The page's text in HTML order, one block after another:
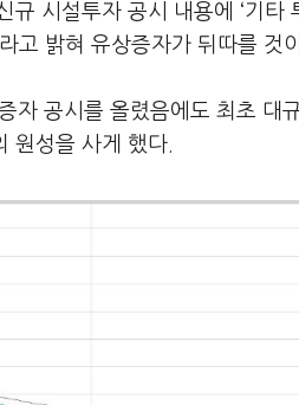
시설투자 공시 내용에 ‘기타
고 밝혀 유상증자가 뒤따를 것
자 공시를 올렸음에도 최초 대
원성을 사게 했다.